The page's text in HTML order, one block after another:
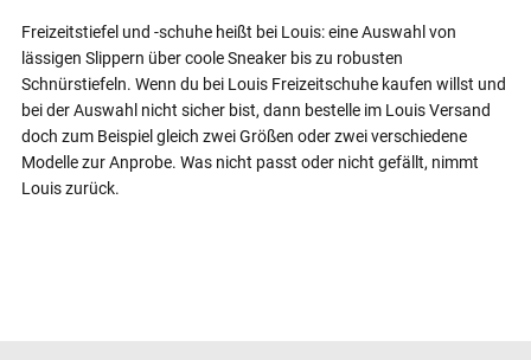
Freizeitstiefel und -schuhe heißt bei Louis: eine Auswahl von
lässigen Slippern über coole Sneaker bis zu robusten
Schnürstiefeln. Wenn du bei Louis Freizeitschuhe kaufen willst und
bei der Auswahl nicht sicher bist, dann bestelle im Louis Versand
doch zum Beispiel gleich zwei Größen oder zwei verschiedene
Modelle zur Anprobe. Was nicht passt oder nicht gefällt, nimmt
Louis zurück.